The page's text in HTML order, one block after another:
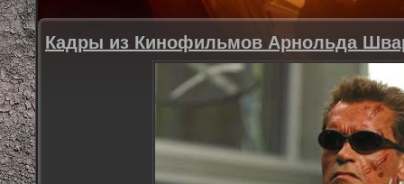
Кадры из Кинофильмов Арнольда